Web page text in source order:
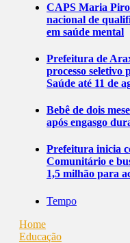
CAPS Maria
nacional de
em saúde mental
Prefeitura de
processo seletivo
Saúde até 11 de
Bebê de dois
após engasgo
Prefeitura inicia
Comunitário e
1,5 milhão para
Tempo
Home
Educação